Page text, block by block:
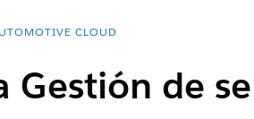
CLOUD
Gestión de